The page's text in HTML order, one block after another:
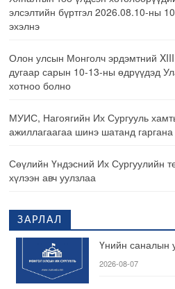
элсэлтийн бүртгэл 2026.08.10-ны
эхэлнэ
Олон улсын Монголч эрдэмтний
дугаар сарын 10-13-ны өдрүүдэд
хотноо болно
МУИС, Нагоягийн Их Сургууль
ажиллагаагаа шинэ шатанд гаргана
Сөүлийн Үндэсний Их Сургуулийн
хүлээн авч уулзлаа
ЗАРЛАЛ
Үнийн саналын
2026-08-07